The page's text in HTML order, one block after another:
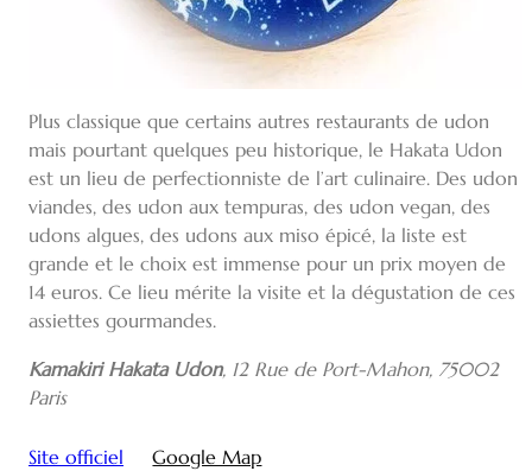
Plus classique que certains autres restaurants de udon
mais pourtant quelques peu historique, le Hakata Udon
est un lieu de perfectionniste de l’art culinaire. Des udon
viandes, des udon aux tempuras, des udon vegan, des
udons algues, des udons aux miso épicé, la liste est
grande et le choix est immense pour un prix moyen de
14 euros. Ce lieu mérite la visite et la dégustation de ces
assiettes gourmandes.
Kamakiri Hakata Udon, 12 Rue de Port-Mahon, 75002
Paris
Site officiel Google Map